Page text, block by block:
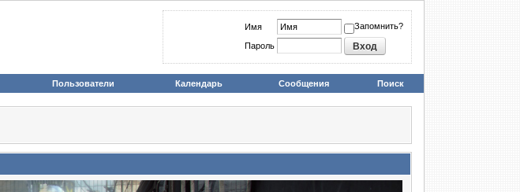
Имя Запомнить?
Пароль
Пользователи Календарь Сообщения Поиск